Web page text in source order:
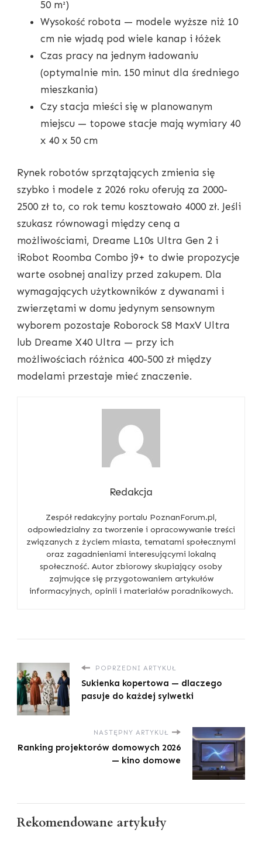
50 m²)
Wysokość robota — modele wyższe niż 10
cm nie wjadą pod wiele kanap i łóżek
Czas pracy na jednym ładowaniu
(optymalnie min. 150 minut dla średniego
mieszkania)
Czy stacja mieści się w planowanym
miejscu — topowe stacje mają wymiary 40
x 40 x 50 cm
Rynek robotów sprzątających zmienia się
szybko i modele z 2026 roku oferują za 2000-
2500 zł to, co rok temu kosztowało 4000 zł. Jeśli
szukasz równowagi między ceną a
możliwościami, Dreame L10s Ultra Gen 2 i
iRobot Roomba Combo j9+ to dwie propozycje
warte osobnej analizy przed zakupem. Dla
wymagających użytkowników z dywanami i
zwierzętami w domu jedynym sensownym
wyborem pozostaje Roborock S8 MaxV Ultra
lub Dreame X40 Ultra — przy ich
możliwościach różnica 400-500 zł między
modelami przestaje mieć znaczenie.
Redakcja
Zespół redakcyjny portalu PoznanForum.pl,
odpowiedzialny za tworzenie i opracowywanie treści
związanych z życiem miasta, tematami społecznymi
oraz zagadnieniami interesującymi lokalną
społeczność. Autor zbiorowy skupiający osoby
zajmujące się przygotowaniem artykułów
informacyjnych, opinii i materiałów poradnikowych.
POPRZEDNI ARTYKUŁ
Sukienka kopertowa — dlaczego
pasuje do każdej sylwetki
NASTĘPNY ARTYKUŁ
Ranking projektorów domowych 2026
— kino domowe
Rekomendowane artykuły